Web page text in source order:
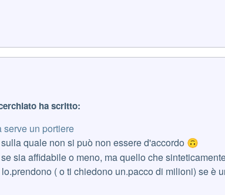
ha scritto:
serve un portiere
quale non si può non essere d'accordo 🙃
sia affidabile o meno, ma quello che
( o ti chiedono un.pacco di milioni) se è